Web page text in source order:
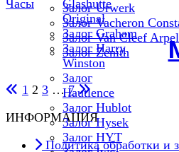
Залог Urwerk
Залог Vacheron
Залог Van Cleef
Залог Zenith
Glashutte
Original
Залог Graham
Залог Harry
Winston
Залог
Hautlence
Залог Hublot
Залог Hysek
Залог HYT
Часы
Пагинация
записей
1 2 3 … 7
ИНФОРМАЦИЯ
Политика обработки и